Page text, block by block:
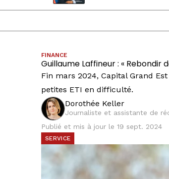
FINANCE
Guillaume Laffineur : « Rebondir
Fin mars 2024, Capital Grand
petites ETI en difficulté.
Dorothée Keller
Journaliste et assistante de
Publié et mis à jour le 19 sept. 2024
SERVICE